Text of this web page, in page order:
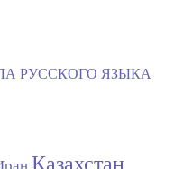
РУССКОГО ЯЗЫКА
Казахстан